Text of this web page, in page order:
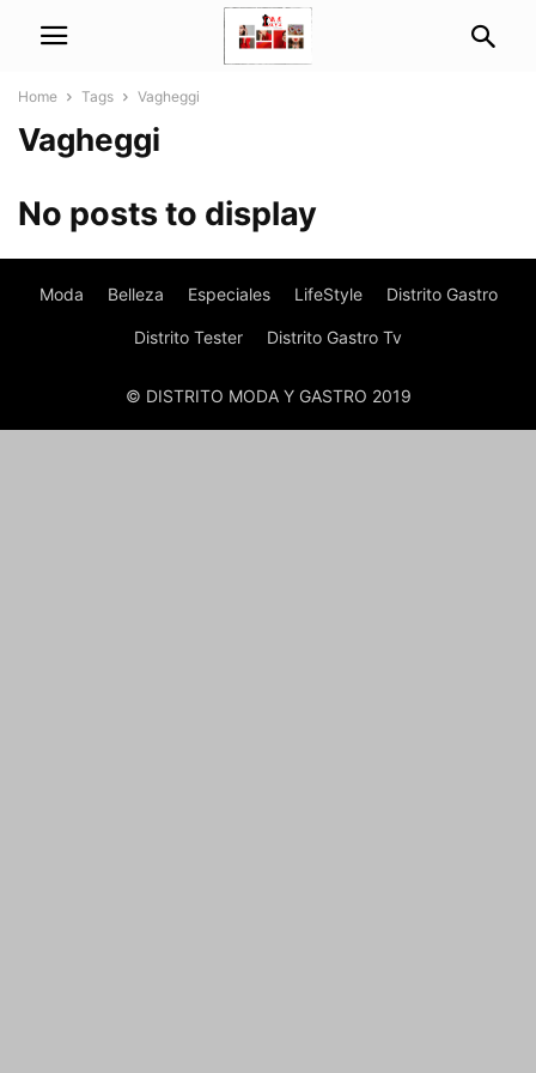
Home Tags Vagheggi
Vagheggi
No posts to display
Moda Belleza Especiales LifeStyle Distrito Gastro
Distrito Tester Distrito Gastro Tv
© DISTRITO MODA Y GASTRO 2019